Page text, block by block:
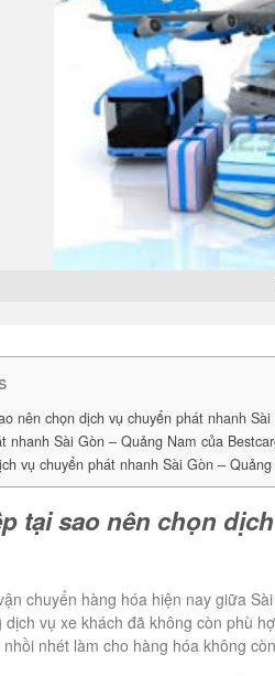
Dịch vụ
nên chọn dịch vụ chuyển phát nhanh
nhanh Sài Gòn – Quảng Nam của
vụ chuyển phát nhanh Sài Gòn –
tại sao nên chọn
chuyển hàng hóa hiện nay giữa
vụ xe khách đã không còn phù
nhét làm cho hàng hóa không